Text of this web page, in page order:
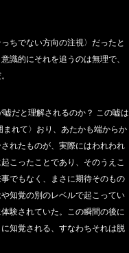
ちでない方向の注視〉だったと
識的にそれを追うのは無理で、
だと理解されるのか？ この嘘は
れて〉おり、あたかも端からか
れたものが、実際にはわれわれ
こったことであり、そのうえこ
でもなく、まさに期待そのもの
知覚の別のレベルで起こってい
験されていた。この瞬間の後に
知覚される、すなわちそれは脱